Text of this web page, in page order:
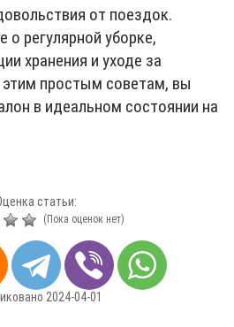
от поездок.
о регулярной уборке,
хранения и уходе за
простым советам, вы
в идеальном состоянии на
статьи:
(Пока оценок нет)
2024-04-01